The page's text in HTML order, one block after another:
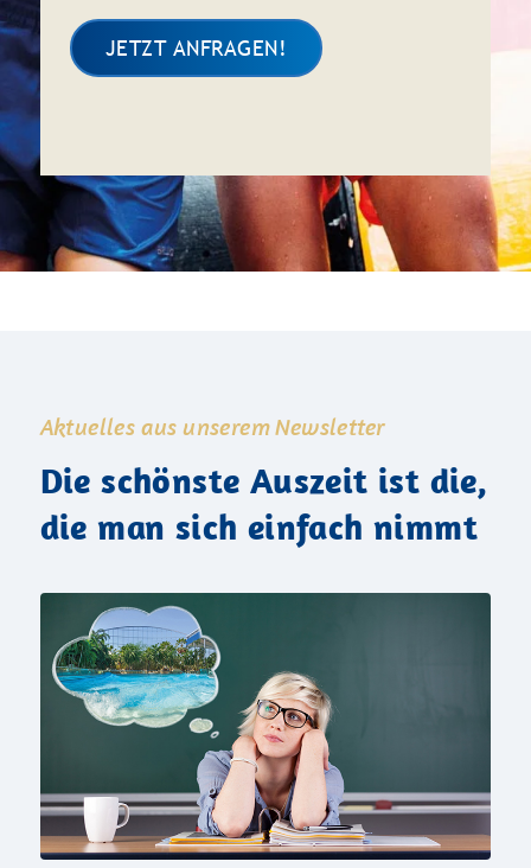
JETZT ANFRAGEN!
Aktuelles aus unserem Newsletter
Die schönste Auszeit ist die,
die man sich einfach nimmt